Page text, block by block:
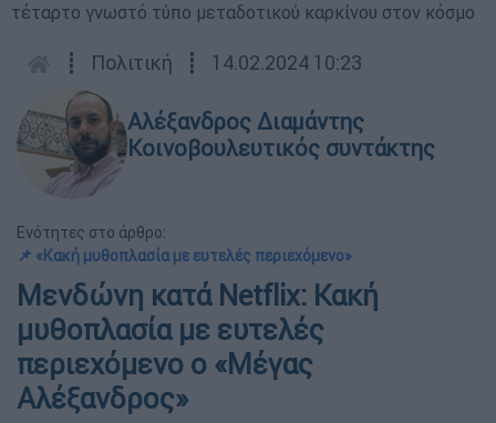
τέταρτο γνωστό τύπο μεταδοτικού καρκίνου στον κόσμο
┋ Πολιτική ┋ 14.02.2024 10:23
Αλέξανδρος Διαμάντης
Κοινοβουλευτικός συντάκτης
Ενότητες στο άρθρο:
📌 «Κακή μυθοπλασία με ευτελές περιεχόμενο»
Μενδώνη κατά Netflix: Κακή
μυθοπλασία με ευτελές
περιεχόμενο ο «Μέγας
Αλέξανδρος»